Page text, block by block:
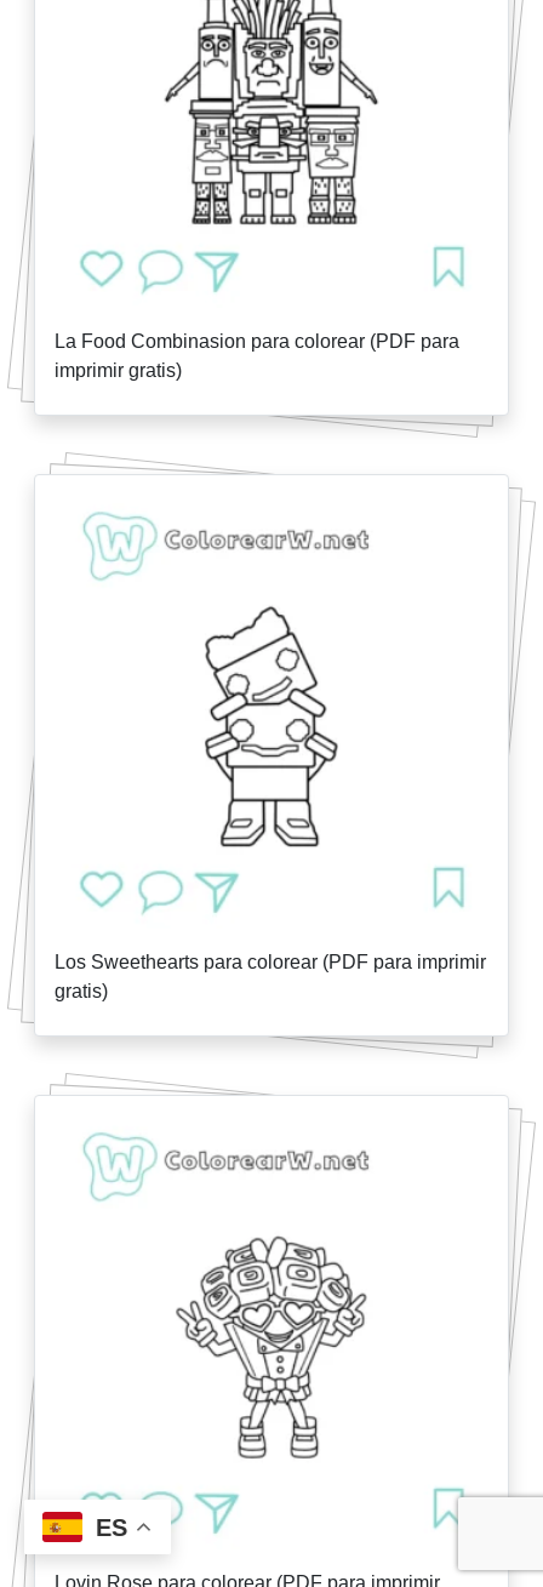
La Food Combinasion para colorear (PDF para
imprimir gratis)
Los Sweethearts para colorear (PDF para imprimir
gratis)
ES